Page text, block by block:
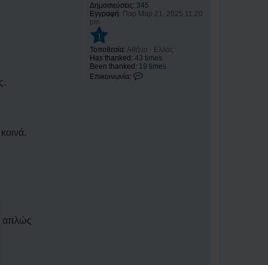
Δημοσιεύσεις: 345
Εγγραφή: Παρ Μαρ 21, 2025 11:20
pm
1
Τοποθεσία: Αθήνα - Ελλάς
Has thanked: 43 times
Been thanked: 19 times
Επικοινωνία:
απλώς